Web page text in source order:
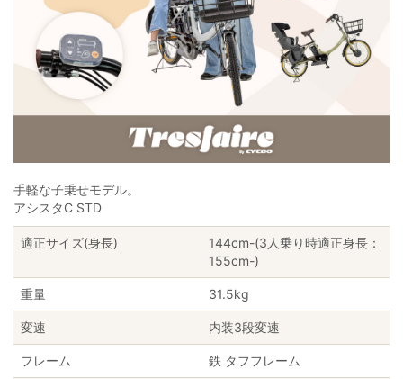
手軽な子乗せモデル。
アシスタC STD
適正サイズ(身長)
144cm-(3人乗り時適正身長：
155cm-)
重量 31.5kg
変速 内装3段変速
フレーム 鉄 タフフレーム